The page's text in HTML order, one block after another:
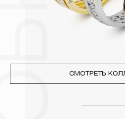
реже одного раза в месяц, а
фланелевой или замшевой
СМОТРЕТЬ